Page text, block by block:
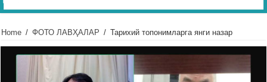
Home / ФОТО ЛАВҲАЛАР / Тарихий топонимларга янги назар